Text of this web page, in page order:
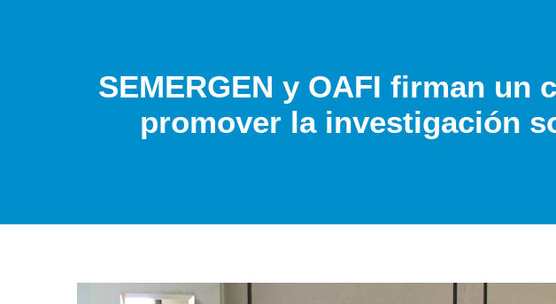
SEMERGEN y OAFI firman
promover la investigación